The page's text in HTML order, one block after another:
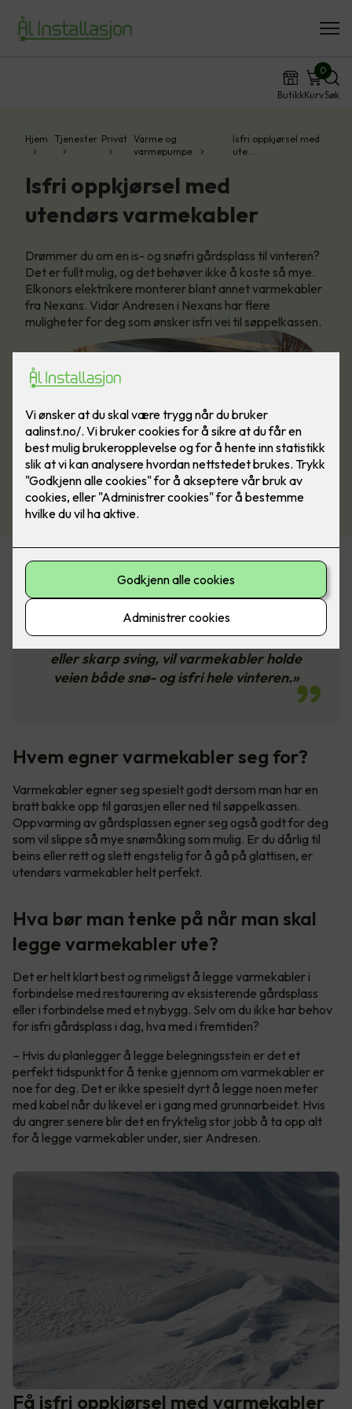
ButikkKurv
0
Søk
Hjem Tjenester Privat Varme og
varmepumpe
Isfri oppkjørsel med
ute…
Isfri oppkjørsel med
utendørs varmekabler
Drømmer du om en is- og snøfri gårdsplass til vinteren?
Det er fullt mulig, og det behøver ikke å koste så mye.
Elkonors elektrikere monterer blant annet varmekabler
fra Nexans. Vidar Andresen i Nexans har flere
muligheter for deg som ønsker isfri vei til søppelkassen.
«Varmekabler kan legges under asfalt
og belegningsstein. Hvis du har en
klønete innkjøring med en bratt bakke
eller skarp sving, vil varmekabler holde
veien både snø- og isfri hele vinteren.»
Hvem egner varmekabler seg for?
Varmekabler egner seg spesielt godt dersom man har en
bratt bakke opp til garasjen eller ned til søppelkassen.
Oppvarming av gårdsplassen egner seg også godt for deg
som vil slippe så mye snømåking som mulig. Er du dårlig til
beins eller rett og slett engstelig for å gå på glattisen, er
utendørs varmekabler helt perfekt.
Hva bør man tenke på når man skal
legge varmekabler ute?
Det er helt klart best og rimeligst å legge varmekabler i
forbindelse med restaurering av eksisterende gårdsplass
eller i forbindelse med et nybygg. Selv om du ikke har behov
for isfri gårdsplass i dag, hva med i fremtiden?
– Hvis du planlegger å legge belegningsstein er det et
perfekt tidspunkt for å tenke gjennom om varmekabler er
noe for deg. Det er ikke spesielt dyrt å legge noen meter
med kabel når du likevel er i gang med grunnarbeidet. Hvis
du angrer senere blir det en fryktelig stor jobb å ta opp alt
for å legge varmekabler under, sier Andresen.
Få isfri oppkjørsel med varmekabler